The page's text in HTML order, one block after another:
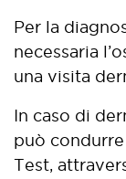
Per la
necessaria
una visita
In caso di
può
Test,